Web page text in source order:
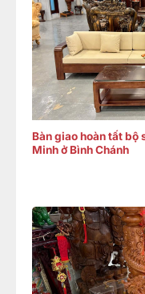
Bàn giao hoàn tất bộ
Minh ở Bình Chánh